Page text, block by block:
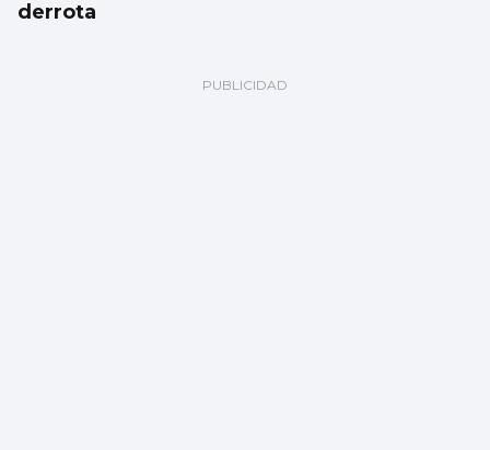
derrota